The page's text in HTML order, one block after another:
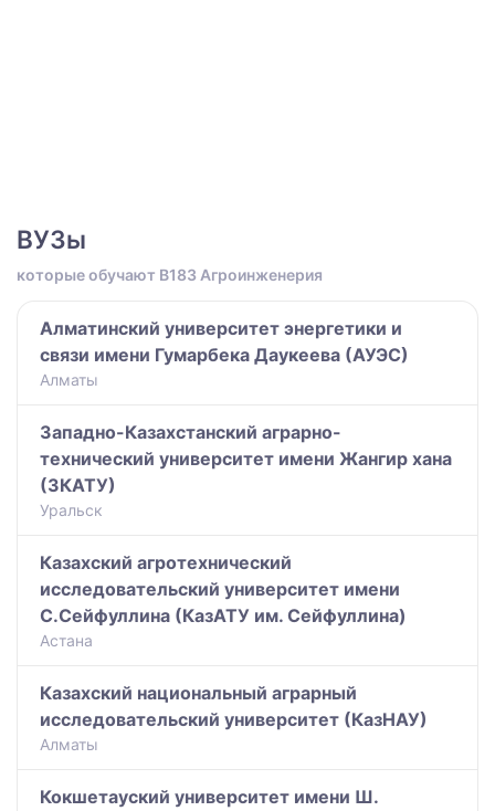
ВУЗы
которые обучают B183 Агроинженерия
Алматинский университет энергетики и
связи имени Гумарбека Даукеева (АУЭС)
Алматы
Западно-Казахстанский аграрно-
технический университет имени Жангир хана
(ЗКАТУ)
Уральск
Казахский агротехнический
исследовательский университет имени
С.Сейфуллина (КазАТУ им. Сейфуллина)
Астана
Казахский национальный аграрный
исследовательский университет (КазНАУ)
Алматы
Кокшетауский университет имени Ш.